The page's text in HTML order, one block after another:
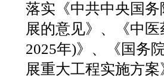
落实《中共中央国
展的意见》、《中
2025年)》、《国务
展重大工程实施方